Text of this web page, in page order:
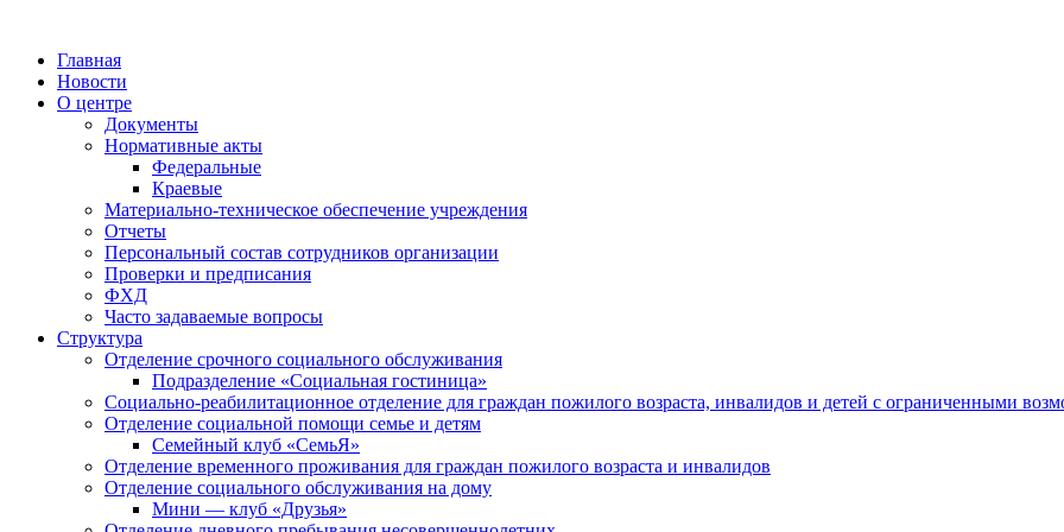
Главная
Новости
О центре
Документы
Нормативные акты
Федеральные
Краевые
Материально-техническое обеспечение учреждения
Отчеты
Персональный состав сотрудников организации
Проверки и предписания
ФХД
Часто задаваемые вопросы
Структура
Отделение срочного социального обслуживания
Подразделение «Социальная гостиница»
Социально-реабилитационное отделение для граждан пожилого возраста, инвалидов и детей с ограниченными
Отделение социальной помощи семье и детям
Семейный клуб «СемьЯ»
Отделение временного проживания для граждан пожилого возраста и инвалидов
Отделение социального обслуживания на дому
Мини — клуб «Друзья»